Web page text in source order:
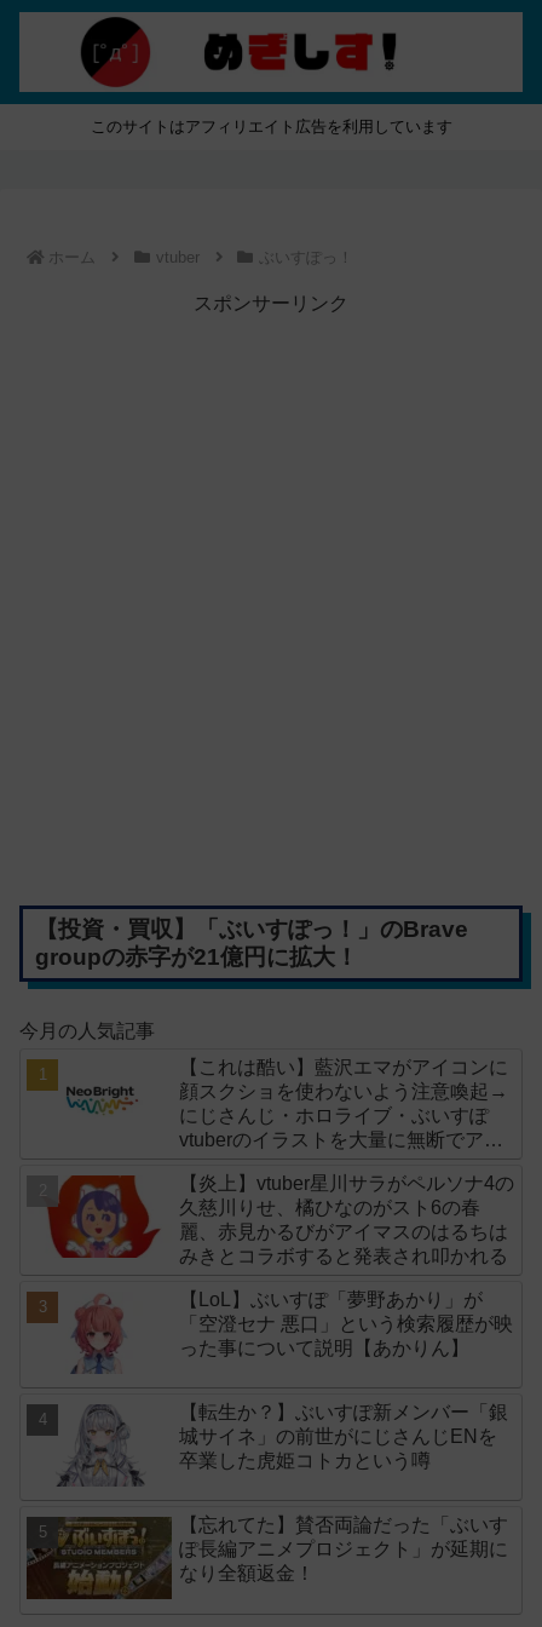
このサイトはアフィリエイト広告を利用しています
ホーム vtuber ぶいすぽっ！
スポンサーリンク
【投資・買収】「ぶいすぽっ！」のBrave
groupの赤字が21億円に拡大！
今月の人気記事
【これは酷い】藍沢エマがアイコンに
顔スクショを使わないよう注意喚起→
にじさんじ・ホロライブ・ぶいすぽ
vtuberのイラストを大量に無断でアイ
「NeoBright（ネオブライト）」が謝
罪！
【炎上】vtuber星川サラがペルソナ4の
久慈川りせ、橘ひなのがスト6の春
麗、赤見かるびがアイマスのはるちは
みきとコラボすると発表され叩かれる
【LoL】ぶいすぽ「夢野あかり」が
「空澄セナ 悪口」という検索履歴が映
った事について説明【あかりん】
【転生か？】ぶいすぽ新メンバー「銀
城サイネ」の前世がにじさんじENを
卒業した虎姫コトカという噂
【忘れてた】賛否両論だった「ぶいす
ぽ長編アニメプロジェクト」が延期に
なり全額返金！